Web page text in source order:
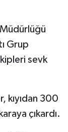
Grup
sevk
kıyıdan 300
çıkardı.